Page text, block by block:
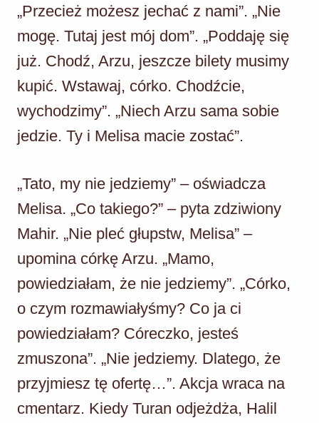
„Przecież możesz jechać z nami”. „Nie
mogę. Tutaj jest mój dom”. „Poddaję się
już. Chodź, Arzu, jeszcze bilety musimy
kupić. Wstawaj, córko. Chodźcie,
wychodzimy”. „Niech Arzu sama sobie
jedzie. Ty i Melisa macie zostać”.
„Tato, my nie jedziemy” – oświadcza
Melisa. „Co takiego?” – pyta zdziwiony
Mahir. „Nie pleć głupstw, Melisa” –
upomina córkę Arzu. „Mamo,
powiedziałam, że nie jedziemy”. „Córko,
o czym rozmawiałyśmy? Co ja ci
powiedziałam? Córeczko, jesteś
zmuszona”. „Nie jedziemy. Dlatego, że
przyjmiesz tę ofertę…”. Akcja wraca na
cmentarz. Kiedy Turan odjeżdża, Halil